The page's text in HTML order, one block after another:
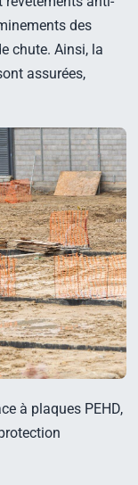
des
chute. Ainsi, la
assurées,
à plaques PEHD,